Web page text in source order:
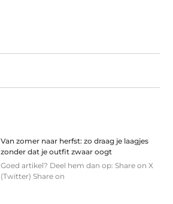
Van zomer naar herfst: zo draag je laagjes
zonder dat je outfit zwaar oogt
Goed artikel? Deel hem dan op: Share on X
(Twitter) Share on